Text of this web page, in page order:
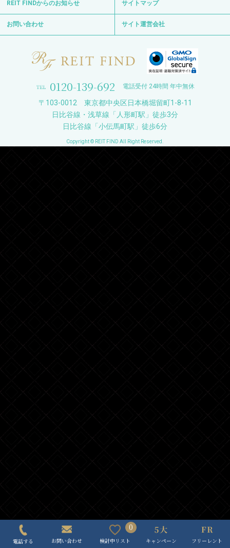
REIT FINDからのお知らせ サイトマップ
お問い合わせ サイト運営会社
0120-139-692 電話受付 24時間 年中無休
〒103-0012 東京都中央区日本橋堀留町1-8-11
日比谷線・浅草線「人形町駅」徒歩3分
日比谷線「小伝馬町駅」徒歩6分
Copyright © REIT FIND All Right Reserved.
電話する お問い合わせ
0
検討中リスト キャンペーン フリーレント